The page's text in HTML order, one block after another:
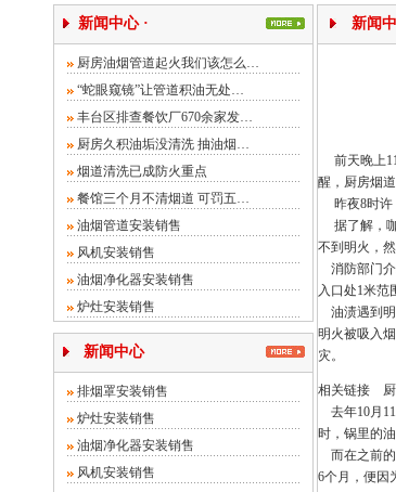
新闻中心 ·
厨房油烟管道起火我们该怎么…
“蛇眼窥镜”让管道积油无处…
丰台区排查餐饮厂670余家发…
厨房久积油垢没清洗 抽油烟…
烟道清洗已成防火重点
餐馆三个月不清烟道 可罚五…
油烟管道安装销售
风机安装销售
油烟净化器安装销售
炉灶安装销售
新闻中心
排烟罩安装销售
炉灶安装销售
油烟净化器安装销售
风机安装销售
新闻
前天晚上
醒，厨房烟
昨夜8时许
据了解，咖
不到明火，
消防部门介
入口处1米范
油渍遇到明
明火被吸入
灾。
相关链接 厨
去年10月
时，锅里的
而在之前的
6个月，便因